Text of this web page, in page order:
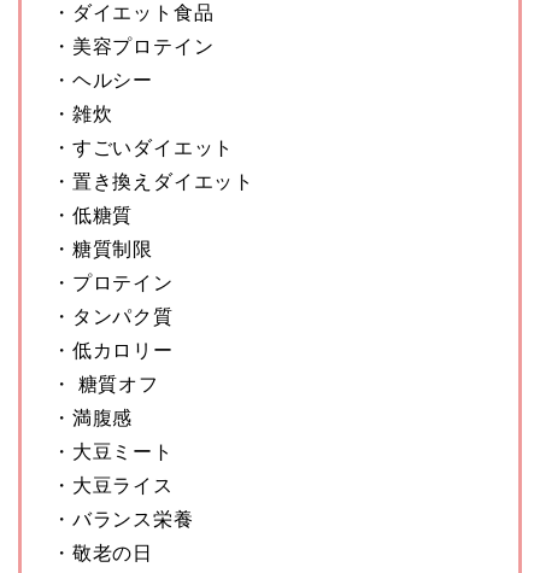
・ダイエット食品
・美容プロテイン
・ヘルシー
・雑炊
・すごいダイエット
・置き換えダイエット
・低糖質
・糖質制限
・プロテイン
・タンパク質
・低カロリー
・ 糖質オフ
・満腹感
・大豆ミート
・大豆ライス
・バランス栄養
・敬老の日